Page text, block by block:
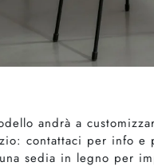
andrà a
contattaci per info
sedia in legno per